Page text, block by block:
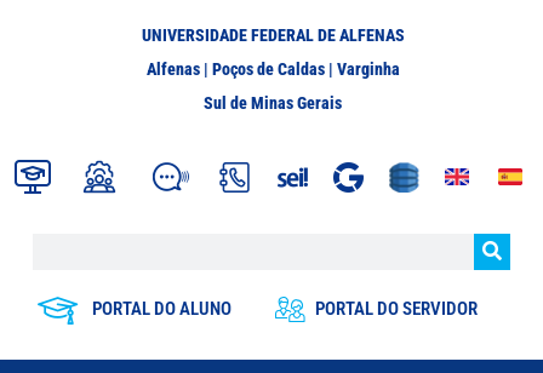
UNIVERSIDADE FEDERAL DE ALFENAS
Alfenas | Poços de Caldas | Varginha
Sul de Minas Gerais
PORTAL DO ALUNO PORTAL DO SERVIDOR